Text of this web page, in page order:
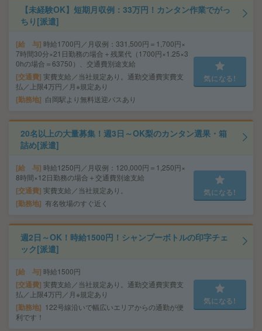
【未経験OK】短期月収例：33万円！カンタン作業でがっ
ちり[派遣]
給 与 時給1700円／月収例：331,500円＝1,700円×
7時間30分×21日勤務の場合＋残業代（1700円×1.25×3
0hの場合＝63750）、交通費別途支給
交通費 実費支給／当社規定あり。通勤交通費実費支
払／上限4万円／月※規定あり
勤務地 白岡駅より無料送迎バスあり
気になる!
20名以上の大量募集！週3日～OK梨のカンタン選果・箱
詰め[派遣]
給 与 時給1250円／月収例：120,000円＝1,250円×
8時間×12日勤務の場合＋交通費別途支給
交通費 実費支給／当社規定あり。
勤務地 有名牧場のすぐ近く
気になる!
週2日～OK！時給1500円！シャンプーボトルの印字チェ
ック[派遣]
給 与 時給1500円
交通費 実費支給／当社規定あり。通勤交通費実費支
払／上限4万円／月※規定あり
勤務地
122号線沿いで幅広いエリアからの通勤が便
利です！
気になる!